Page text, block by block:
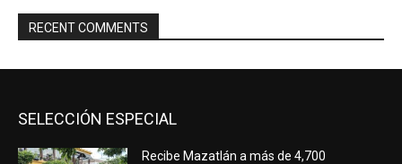
RECENT COMMENTS
SELECCIÓN ESPECIAL
Recibe Mazatlán a más de 4,700